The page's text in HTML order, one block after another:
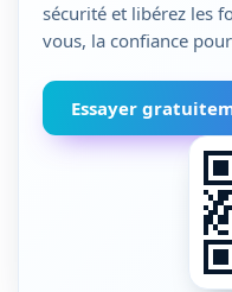
sécurité et libérez les
vous, la confiance
Essayer